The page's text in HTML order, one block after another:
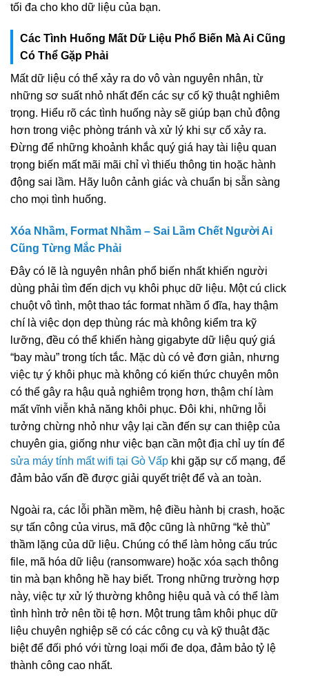
tối đa cho kho dữ liệu của bạn.
Các Tình Huống Mất Dữ Liệu Phổ Biến Mà Ai Cũng
Có Thể Gặp Phải
Mất dữ liệu có thể xảy ra do vô vàn nguyên nhân, từ
những sơ suất nhỏ nhất đến các sự cố kỹ thuật nghiêm
trọng. Hiểu rõ các tình huống này sẽ giúp bạn chủ động
hơn trong việc phòng tránh và xử lý khi sự cố xảy ra.
Đừng để những khoảnh khắc quý giá hay tài liệu quan
trọng biến mất mãi mãi chỉ vì thiếu thông tin hoặc hành
động sai lầm. Hãy luôn cảnh giác và chuẩn bị sẵn sàng
cho mọi tình huống.
Xóa Nhầm, Format Nhầm – Sai Lầm Chết Người Ai
Cũng Từng Mắc Phải
Đây có lẽ là nguyên nhân phổ biến nhất khiến người
dùng phải tìm đến dịch vụ khôi phục dữ liệu. Một cú click
chuột vô tình, một thao tác format nhầm ổ đĩa, hay thậm
chí là việc dọn dẹp thùng rác mà không kiểm tra kỹ
lưỡng, đều có thể khiến hàng gigabyte dữ liệu quý giá
“bay màu” trong tích tắc. Mặc dù có vẻ đơn giản, nhưng
việc tự ý khôi phục mà không có kiến thức chuyên môn
có thể gây ra hậu quả nghiêm trọng hơn, thậm chí làm
mất vĩnh viễn khả năng khôi phục. Đôi khi, những lỗi
tưởng chừng nhỏ như vậy lại cần đến sự can thiệp của
chuyên gia, giống như việc bạn cần một địa chỉ uy tín để
sửa máy tính mất wifi tại Gò Vấp khi gặp sự cố mạng, để
đảm bảo vấn đề được giải quyết triệt để và an toàn.
Ngoài ra, các lỗi phần mềm, hệ điều hành bị crash, hoặc
sự tấn công của virus, mã độc cũng là những “kẻ thù”
thầm lặng của dữ liệu. Chúng có thể làm hỏng cấu trúc
file, mã hóa dữ liệu (ransomware) hoặc xóa sạch thông
tin mà bạn không hề hay biết. Trong những trường hợp
này, việc tự xử lý thường không hiệu quả và có thể làm
tình hình trở nên tồi tệ hơn. Một trung tâm khôi phục dữ
liệu chuyên nghiệp sẽ có các công cụ và kỹ thuật đặc
biệt để đối phó với từng loại mối đe dọa, đảm bảo tỷ lệ
thành công cao nhất.